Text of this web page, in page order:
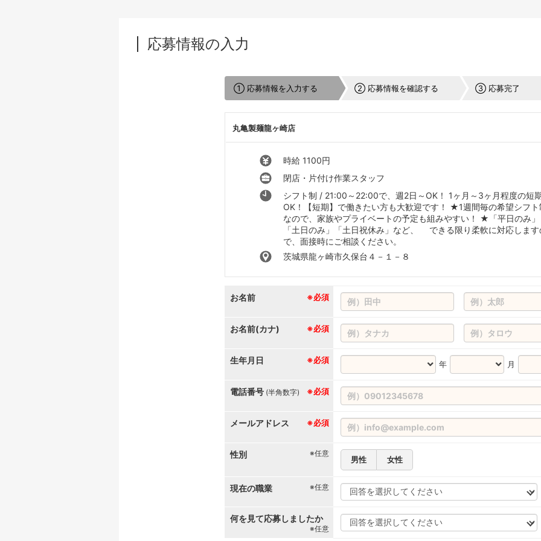
応募情報の入力
① 応募情報を入力する ② 応募情報を確認する ③ 応募完了
丸亀製麺龍ヶ崎店
時給 1100円
閉店・片付け作業スタッフ
シフト制 / 21:00～22:00で、週2日～OK！ 1ヶ月～3ヶ月程度の短
OK！【短期】で働きたい方も大歓迎です！ ★1週間毎の希望シフト
なので、家族やプライベートの予定も組みやすい！ ★「平日のみ」
「土日のみ」「土日祝休み」など、 できる限り柔軟に対応します
で、面接時にご相談ください。
茨城県龍ヶ崎市久保台４－１－８
お名前 ※必須
お名前(カナ) ※必須
生年月日 ※必須 年 月
電話番号 ※必須
(半角数字)
メールアドレス ※必須
性別 ※任意
男性 女性
現在の職業 ※任意
何を見て応募しましたか
※任意